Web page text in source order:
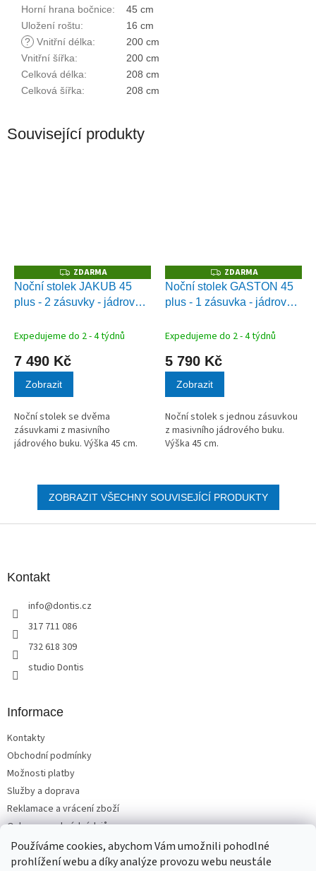
Používáme cookies, abychom Vám umožnili pohodlné
prohlížení webu a díky analýze provozu webu neustále
Horní hrana bočnice:
45 cm
Uložení roštu:
16 cm
? Vnitřní délka:
200 cm
Vnitřní šířka:
200 cm
Celková délka:
208 cm
Celková šířka: 208 cm
Související produkty
Z
D
A
R
ZDARMA
Noční stolek JAKUB 45
plus - 2 zásuvky - jádrový
Expedujeme do 2 - 4 týdnů
7 490 Kč
Zobrazit
Noční stolek se dvěma
zásuvkami z masivního
jádrového buku. Výška 45 cm.
Z
D
A
R
ZDARMA
Noční stolek GASTON 45
plus - 1 zásuvka - jádrový
Expedujeme do 2 - 4 týdnů
5 790 Kč
Zobrazit
Noční stolek s jednou zásuvkou
z masivního jádrového buku.
Výška 45 cm.
ZOBRAZIT VŠECHNY SOUVISEJÍCÍ PRODUKTY
Kontakt
info@dontis.cz
317 711 086
732 618 309
studio Dontis
Informace
Kontakty
Obchodní podmínky
Možnosti platby
Služby a doprava
Reklamace a vrácení zboží
Ochrana osobních údajů